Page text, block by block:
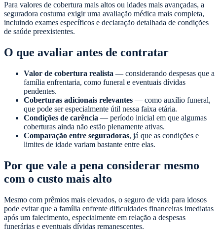
Para valores de cobertura mais altos ou idades mais avançadas, a
seguradora costuma exigir uma avaliação médica mais completa,
incluindo exames específicos e declaração detalhada de condições
de saúde preexistentes.
O que avaliar antes de contratar
Valor de cobertura realista — considerando despesas que a
família enfrentaria, como funeral e eventuais dívidas
pendentes.
Coberturas adicionais relevantes — como auxílio funeral,
que pode ser especialmente útil nessa faixa etária.
Condições de carência — período inicial em que algumas
coberturas ainda não estão plenamente ativas.
Comparação entre seguradoras, já que as condições e
limites de idade variam bastante entre elas.
Por que vale a pena considerar mesmo
com o custo mais alto
Mesmo com prêmios mais elevados, o seguro de vida para idosos
pode evitar que a família enfrente dificuldades financeiras imediatas
após um falecimento, especialmente em relação a despesas
funerárias e eventuais dívidas remanescentes.